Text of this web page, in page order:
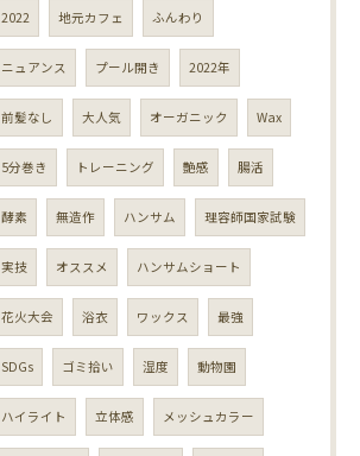
2022 地元カフェ ふんわり
ニュアンス プール開き 2022年
前髪なし 大人気 オーガニック Wax
5分巻き トレーニング 艶感 腸活
酵素 無造作 ハンサム 理容師国家試験
実技 オススメ ハンサムショート
花火大会 浴衣 ワックス 最強
SDGs ゴミ拾い 湿度 動物園
ハイライト 立体感 メッシュカラー